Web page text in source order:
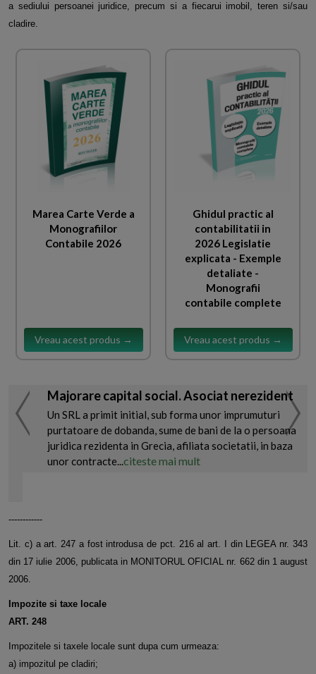
a sediului persoanei juridice, precum si a fiecarui imobil, teren si/sau
cladire.
Marea Carte Verde a
Monografiilor
Contabile 2026
Vreau acest produs →
Ghidul practic al
contabilitatii in
2026 Legislatie
explicata - Exemple
detaliate -
Monografii
contabile complete
Vreau acest produs →
Majorare capital social. Asociat nerezident
Un SRL a primit initial, sub forma unor imprumuturi
purtatoare de dobanda, sume de bani de la o persoana
juridica rezidenta in Grecia, afiliata societatii, in baza
unor contracte...citeste mai mult
------------
Lit. c) a art. 247 a fost introdusa de pct. 216 al art. I din LEGEA nr. 343
din 17 iulie 2006, publicata in MONITORUL OFICIAL nr. 662 din 1 august
2006.
Impozite si taxe locale
ART. 248
Impozitele si taxele locale sunt dupa cum urmeaza:
a) impozitul pe cladiri;